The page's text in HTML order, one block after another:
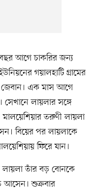
বছর আগে চাকরির জন্য
গয়ালহাটি গ্রামের
জেবান। এক মাস আগে
লায়লার সঙ্গে
তরুণী লায়লা
বিয়ের পর লায়লাকে
ফিরে যান।
লায়লা তাঁর বড় বোনকে
আসেন। শুক্রবার